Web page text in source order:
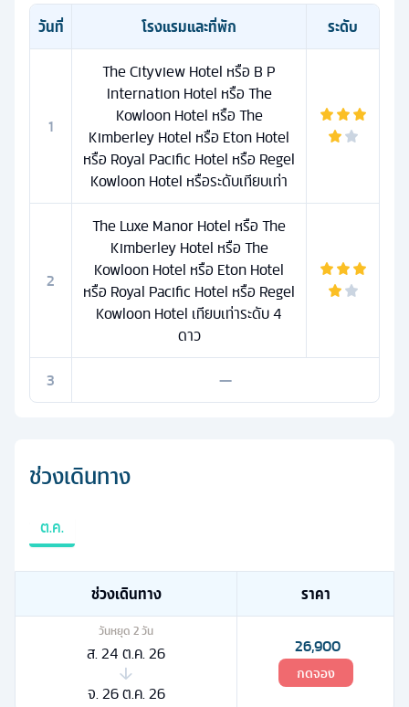
วันที่ โรงแรมและที่พัก ระดับ
1
The Cityview Hotel หรือ B P
Internation Hotel หรือ The
Kowloon Hotel หรือ The
Kimberley Hotel หรือ Eton Hotel
หรือ Royal Pacific Hotel หรือ Regel
Kowloon Hotel หรือระดับเทียบเท่า
2
The Luxe Manor Hotel หรือ The
Kimberley Hotel หรือ The
Kowloon Hotel หรือ Eton Hotel
หรือ Royal Pacific Hotel หรือ Regel
Kowloon Hotel เทียบเท่าระดับ 4
ดาว
3
—
ช่วงเดินทาง
ต.ค.
ช่วงเดินทาง ราคา
วันหยุด 2วัน
ส. 24 ต.ค. 26
จ. 26 ต.ค. 26
26,900
กดจอง